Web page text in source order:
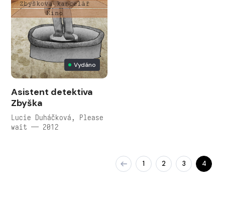
Vydáno
Asistent detektiva
Zbyška
Lucie Duháčková, Please
wait — 2012
1 2 3 4